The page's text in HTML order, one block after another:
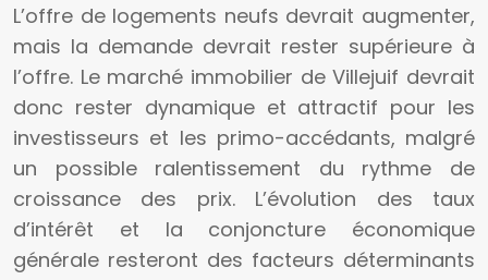
L’offre de logements neufs devrait augmenter,
mais la demande devrait rester supérieure à
l’offre. Le marché immobilier de Villejuif devrait
donc rester dynamique et attractif pour les
investisseurs et les primo-accédants, malgré
un possible ralentissement du rythme de
croissance des prix. L’évolution des taux
d’intérêt et la conjoncture économique
générale resteront des facteurs déterminants